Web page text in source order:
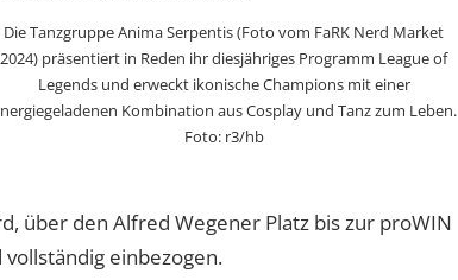
Die Tanzgruppe Anima Serpentis (Foto vom FaRK Nerd Market
2024) präsentiert in Reden ihr diesjähriges Programm League of
Legends und erweckt ikonische Champions mit einer
Kombination aus Cosplay und Tanz zum Leben.
Foto: r3/hb
über den Alfred Wegener Platz bis zur proWIN
einbezogen.